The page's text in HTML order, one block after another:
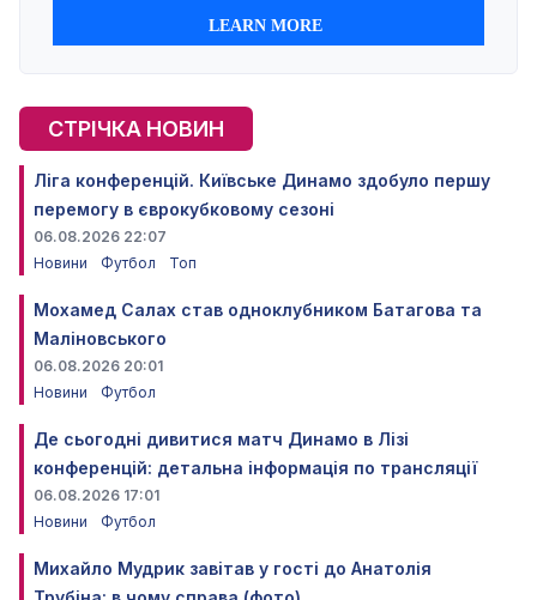
СТРІЧКА НОВИН
Ліга конференцій. Київське Динамо здобуло першу
перемогу в єврокубковому сезоні
06.08.2026 22:07
Новини
Футбол Топ
Мохамед Салах став одноклубником Батагова та
Маліновського
06.08.2026 20:01
Новини
Футбол
Де сьогодні дивитися матч Динамо в Лізі
конференцій: детальна інформація по трансляції
06.08.2026 17:01
Новини
Футбол
Михайло Мудрик завітав у гості до Анатолія